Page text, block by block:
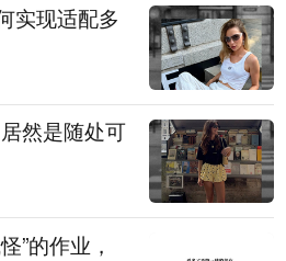
实现适配多
然是随处可
”的作业，